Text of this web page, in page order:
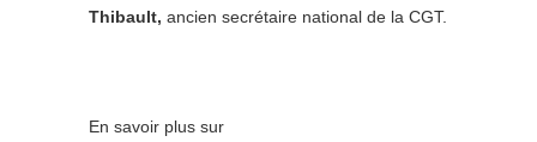
Thibault, ancien secrétaire national de la CGT.
En savoir plus sur